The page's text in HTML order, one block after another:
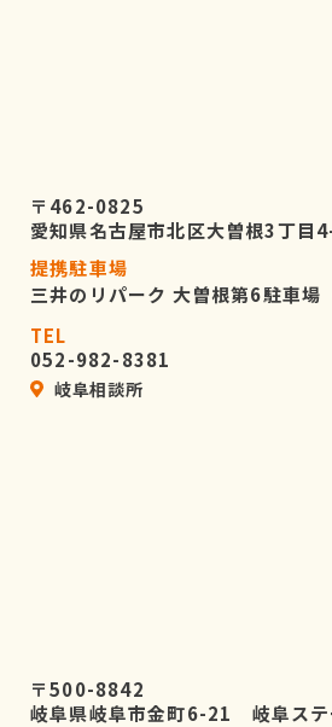
〒462-0825
愛知県名古屋市北区大曽根3丁目
提携駐車場
三井のリパーク 大曽根第6駐車場
TEL
052-982-8381
岐阜相談所
〒500-8842
岐阜県岐阜市金町6-21 岐阜ステ